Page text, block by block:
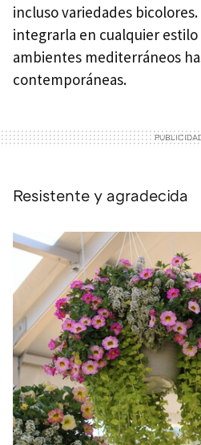
incluso variedades
integrarla en cualquier
ambientes mediterráneos
contemporáneas.
Resistente y agradecida